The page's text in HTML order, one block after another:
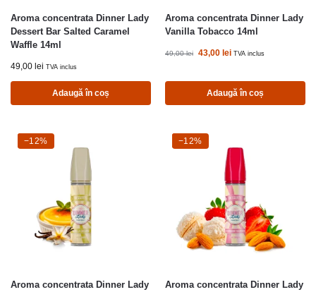
Aroma concentrata Dinner Lady
Dessert Bar Salted Caramel
Waffle 14ml
49,00 lei TVA inclus
Adaugă în coș
Aroma concentrata Dinner Lady
Vanilla Tobacco 14ml
49,00lei 43,00 lei TVA inclus
Adaugă în coș
-12%
−12%
Aroma concentrata Dinner Lady
-12%
−12%
Aroma concentrata Dinner Lady